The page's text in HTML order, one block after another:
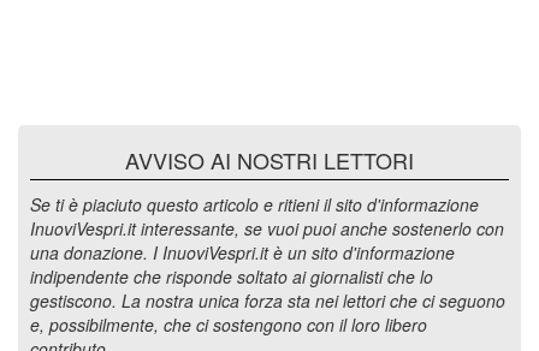
AVVISO AI NOSTRI LETTORI
Se ti è piaciuto questo articolo e ritieni il sito d'informazione
InuoviVespri.it interessante, se vuoi puoi anche sostenerlo con
una donazione. I InuoviVespri.it è un sito d'informazione
indipendente che risponde soltato ai giornalisti che lo
gestiscono. La nostra unica forza sta nei lettori che ci seguono
e, possibilmente, che ci sostengono con il loro libero